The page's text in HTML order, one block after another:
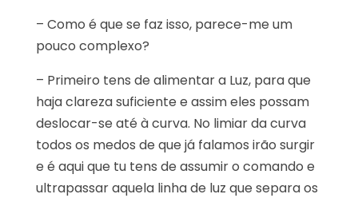
– Como é que se faz isso, parece-me um
pouco complexo?
– Primeiro tens de alimentar a Luz, para que
haja clareza suficiente e assim eles possam
deslocar-se até à curva. No limiar da curva
todos os medos de que já falamos irão surgir
e é aqui que tu tens de assumir o comando e
ultrapassar aquela linha de luz que separa os